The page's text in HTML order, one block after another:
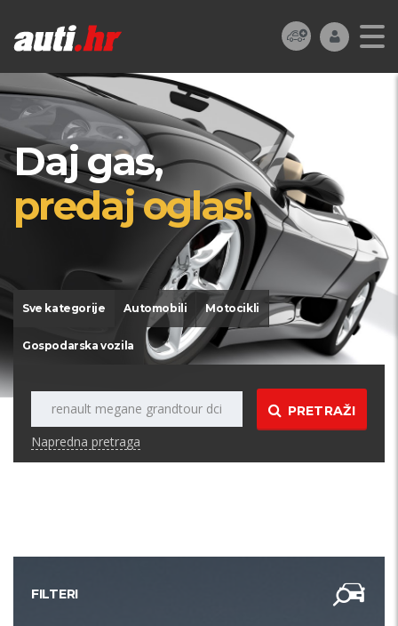
Daj gas,
predaj oglas!
Sve kategorije Automobili Motocikli
Gospodarska vozila
PRETRAŽI
Napredna pretraga
FILTERI